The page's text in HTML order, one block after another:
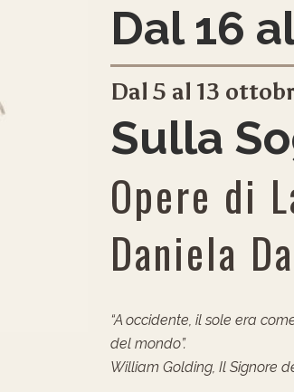
Dal 16
Dal 5 al 13
Sulla
Opere di
Daniela
“A occidente, il sole era
del mondo”.
William Golding, Il Signore